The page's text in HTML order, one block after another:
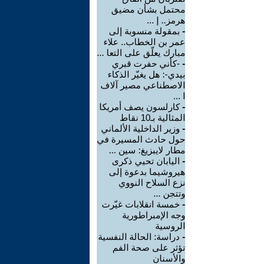
محتمل بشأن مضيق
هرمز.. إ ...
- بمقولة منسوبة إلى
عمر بن الخطاب.. علاء
مبارك يعلّق على التعا ...
- -كأني حفرت قبري
بيدي-: هل يغيّر الذكاء
الاصطناعي مصير آلاف
ا ...
-كارلسون يصف أمريكا
المثالية بـ10 نقاط
- وزير الداخلية الألماني
حول حادث المسيرة في
مطار لايبزيغ: سين ...
- اليابان تحيي ذكرى
هيروشيما بدعوة إلى
نزع السلاح النووي
وتتجن ...
- خمسة انقلابات غيّرت
وجه الإمبراطورية
الروسية
- دراسة: الحالة النفسية
تؤثر على صحة الفم
والأسنان